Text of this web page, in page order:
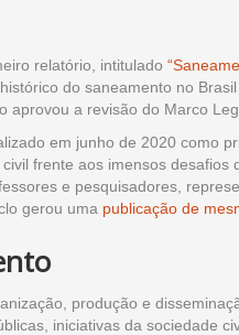
relatório, intitulado
do saneamento no
a revisão do Marco
em junho de 2020 como
frente aos imensos
e pesquisadores,
gerou uma publicação de
produção e
iniciativas da sociedade